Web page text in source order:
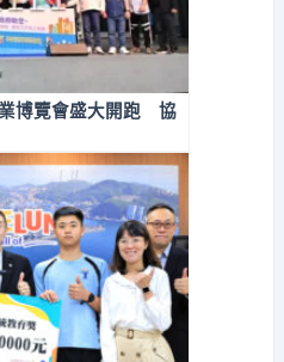
博覽會盛大開跑 協